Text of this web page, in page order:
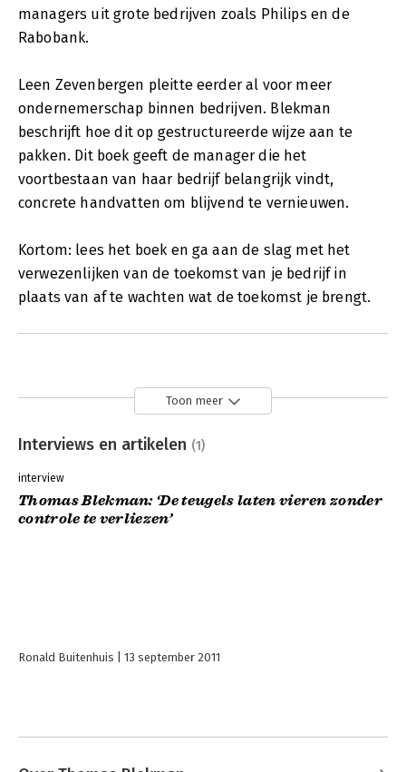
managers uit grote bedrijven zoals Philips en de
Rabobank.
Leen Zevenbergen pleitte eerder al voor meer
ondernemerschap binnen bedrijven. Blekman
beschrijft hoe dit op gestructureerde wijze aan te
pakken. Dit boek geeft de manager die het
voortbestaan van haar bedrijf belangrijk vindt,
concrete handvatten om blijvend te vernieuwen.
Kortom: lees het boek en ga aan de slag met het
verwezenlijken van de toekomst van je bedrijf in
plaats van af te wachten wat de toekomst je brengt.
Toon meer
Interviews en artikelen (1)
interview
Thomas Blekman: ‘De teugels laten vieren zonder
controle te verliezen’
Ronald Buitenhuis 13 september 2011